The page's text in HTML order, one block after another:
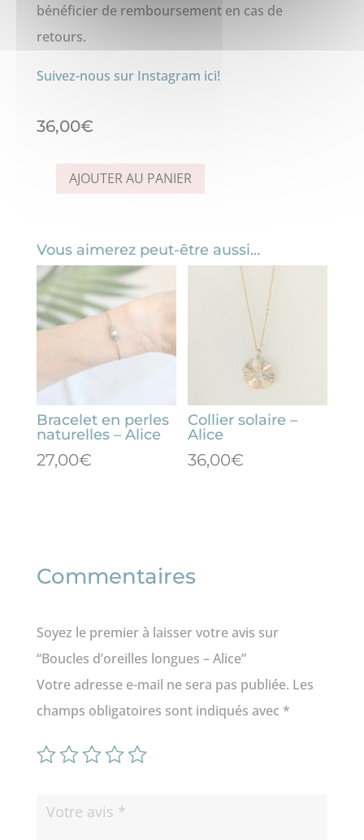
bénéficier de remboursement en cas de
retours.
Suivez-nous sur Instagram ici!
36,00€
quantité
Boucles
d'oreilles
longues
–
AJOUTER AU PANIER
Vous aimerez peut-être aussi…
Bracelet en perles
naturelles – Alice
27,00€
Collier solaire –
Alice
36,00€
Commentaires
Soyez le premier à laisser votre avis sur
“Boucles d’oreilles longues – Alice”
Votre adresse e-mail ne sera pas publiée. Les
champs obligatoires sont indiqués avec *